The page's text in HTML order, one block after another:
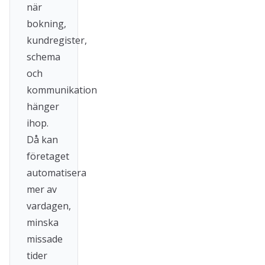
när
bokning,
kundregister,
schema
och
kommunikation
hänger
ihop.
Då kan
företaget
automatisera
mer av
vardagen,
minska
missade
tider